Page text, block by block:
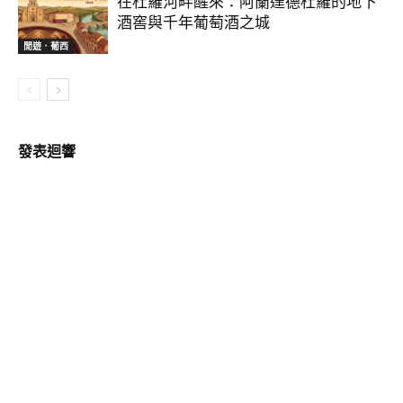
閒遊．葡西
酒窖與千年葡萄酒之城
發表迴響